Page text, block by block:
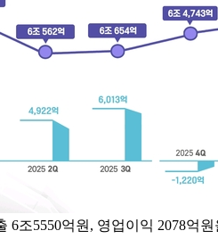
6조5550억원, 영업이익 2078억